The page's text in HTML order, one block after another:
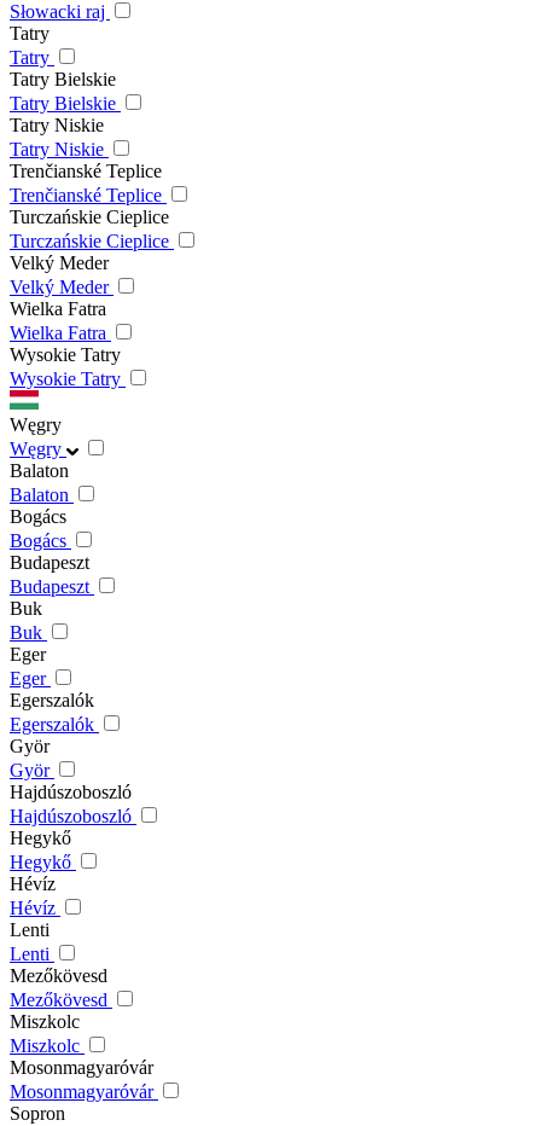
Słowacki raj
Tatry
Tatry
Tatry Bielskie
Tatry Bielskie
Tatry Niskie
Tatry Niskie
Trenčianské Teplice
Trenčianské Teplice
Turczańskie Cieplice
Turczańskie Cieplice
Velký Meder
Velký Meder
Wielka Fatra
Wielka Fatra
Wysokie Tatry
Wysokie Tatry
Węgry
Węgry
Balaton
Balaton
Bogács
Bogács
Budapeszt
Budapeszt
Buk
Buk
Eger
Eger
Egerszalók
Egerszalók
Györ
Györ
Hajdúszoboszló
Hajdúszoboszló
Hegykő
Hegykő
Hévíz
Hévíz
Lenti
Lenti
Mezőkövesd
Mezőkövesd
Miszkolc
Miszkolc
Mosonmagyaróvár
Mosonmagyaróvár
Sopron